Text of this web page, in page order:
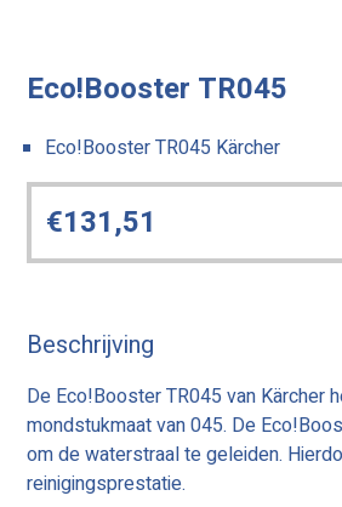
Eco!Booster TR045
Eco!Booster TR045 Kärcher
€131,51
Beschrijving
De Eco!Booster TR045 van Kärcher
mondstukmaat van 045. De
om de waterstraal te geleiden.
reinigingsprestatie.